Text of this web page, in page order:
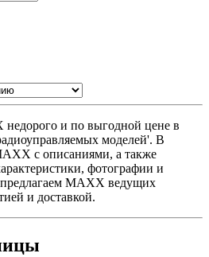
и по выгодной цене в
моделей'. В
с описаниями, а также
фотографии и
MAXX ведущих
и доставкой.